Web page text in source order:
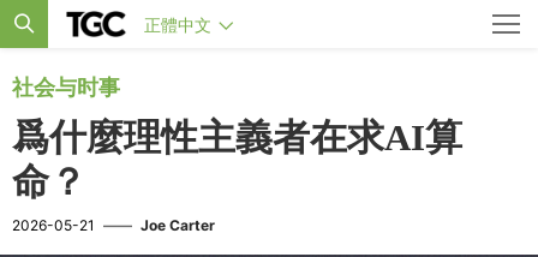
正體中文
社会与时事
爲什麼理性主義者在求AI算
命？
2026-05-21 —— Joe Carter